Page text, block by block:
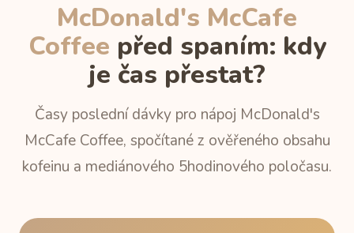
McDonald's McCafe
Coffee před spaním: kdy
je čas přestat?
Časy poslední dávky pro nápoj McDonald's
McCafe Coffee, spočítané z ověřeného obsahu
kofeinu a mediánového 5hodinového poločasu.